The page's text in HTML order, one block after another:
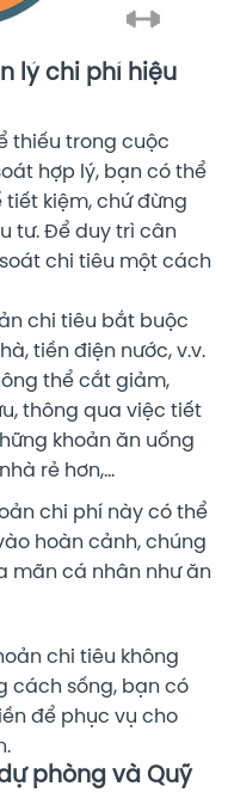
lý chi phí hiệu
thiếu trong cuộc
hợp lý, bạn có thể
kiệm, chứ đừng
tư. Để duy trì cân
chi tiêu một cách
chi tiêu bắt buộc
tiền điện nước, v.v.
thể cắt giảm,
thông qua việc tiết
khoản ăn uống
rẻ hơn,…
chi phí này có thể
hoàn cảnh, chúng
mãn cá nhân như ăn
chi tiêu không
cách sống, bạn có
để phục vụ cho
phòng và Quỹ